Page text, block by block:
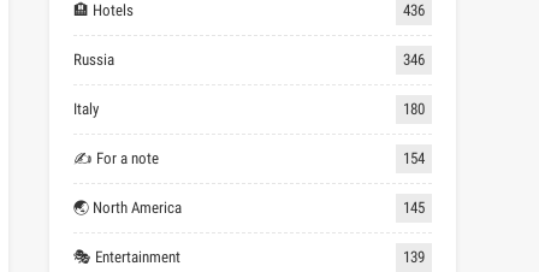
🏨 Hotels 436
Russia 346
Italy 180
✍ For a note 154
🌏 North America 145
🎭 Entertainment 139